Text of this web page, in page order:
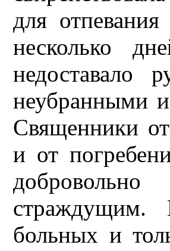
для
несколько
недоставало
неубранными
Священники
и от
страждущим.
больных и